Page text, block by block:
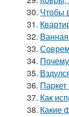
30. Чтобы
31.
32.
33.
34.
35.
36.
37. Как
38. Какие